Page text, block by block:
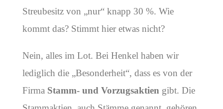
Streubesitz von „nur“ knapp 30 %. Wie
kommt das? Stimmt hier etwas nicht?
Nein, alles im Lot. Bei Henkel haben wir
lediglich die „Besonderheit“, dass es von der
Firma Stamm- und Vorzugsaktiengibt. Die